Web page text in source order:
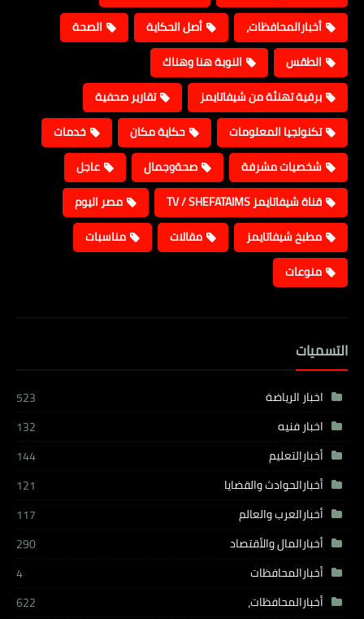
أخبارالمحافظات،
أصل الحكاية
الصحة
الطقس
النوبة هنا وهناك
برقية تهنئة من شيفاتايمز
تقارير صحفية
تكنولجيا المعلومات
حكاية مكان
خدمات
شخصيات مشرفة
صحةوجمال
عاجل
قناة شيفاتايمز TV / SHEFATAIMS
مصر اليوم
مطبخ شيفاتايمز
مقالات
مناسبات
منوعات
التسميات
اخبار الرياضة
523
اخبار فنيه
132
أخبارالتعليم
144
أخبارالحوادث والقضايا
121
أخبارالعرب والعالم
117
أخبارالمال والأقتصاد
290
أخبارالمحافظات
4
أخبارالمحافظات،
622